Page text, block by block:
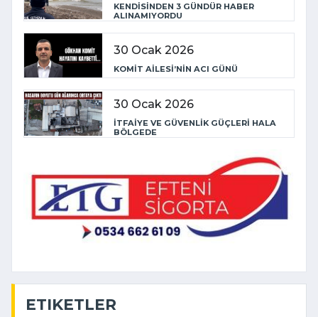
KENDİSİNDEN 3 GÜNDÜR HABER
ALINAMIYORDU
30 Ocak 2026
KOMİT AİLESİ’NİN ACI GÜNÜ
30 Ocak 2026
İTFAİYE VE GÜVENLİK GÜÇLERİ HALA
BÖLGEDE
ETIKETLER